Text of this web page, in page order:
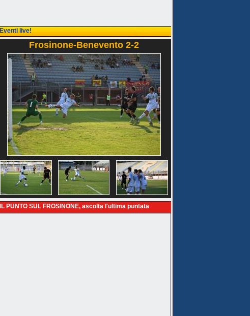
Eventi live!
Frosinone-Benevento 2-2
IL PUNTO SUL FROSINONE, ascolta l'ultima puntata